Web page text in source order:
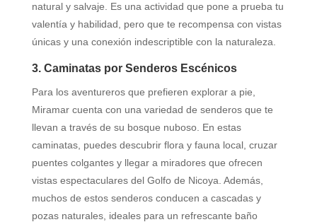
natural y salvaje. Es una actividad que pone a prueba tu
valentía y habilidad, pero que te recompensa con vistas
únicas y una conexión indescriptible con la naturaleza.
3. Caminatas por Senderos Escénicos
Para los aventureros que prefieren explorar a pie,
Miramar cuenta con una variedad de senderos que te
llevan a través de su bosque nuboso. En estas
caminatas, puedes descubrir flora y fauna local, cruzar
puentes colgantes y llegar a miradores que ofrecen
vistas espectaculares del Golfo de Nicoya. Además,
muchos de estos senderos conducen a cascadas y
pozas naturales, ideales para un refrescante baño